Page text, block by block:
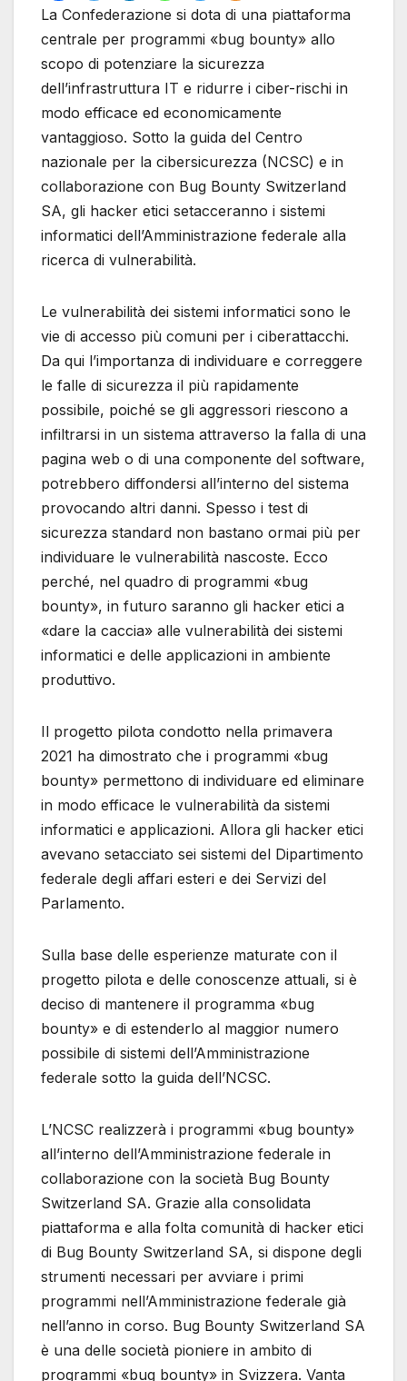
La Confederazione si dota di una piattaforma
centrale per programmi «bug bounty» allo
scopo di potenziare la sicurezza
dell’infrastruttura IT e ridurre i ciber-rischi in
modo efficace ed economicamente
vantaggioso. Sotto la guida del Centro
nazionale per la cibersicurezza (NCSC) e in
collaborazione con Bug Bounty Switzerland
SA, gli hacker etici setacceranno i sistemi
informatici dell’Amministrazione federale alla
ricerca di vulnerabilità.
Le vulnerabilità dei sistemi informatici sono le
vie di accesso più comuni per i ciberattacchi.
Da qui l’importanza di individuare e correggere
le falle di sicurezza il più rapidamente
possibile, poiché se gli aggressori riescono a
infiltrarsi in un sistema attraverso la falla di una
pagina web o di una componente del software,
potrebbero diffondersi all’interno del sistema
provocando altri danni. Spesso i test di
sicurezza standard non bastano ormai più per
individuare le vulnerabilità nascoste. Ecco
perché, nel quadro di programmi «bug
bounty», in futuro saranno gli hacker etici a
«dare la caccia» alle vulnerabilità dei sistemi
informatici e delle applicazioni in ambiente
produttivo.
Il progetto pilota condotto nella primavera
2021 ha dimostrato che i programmi «bug
bounty» permettono di individuare ed eliminare
in modo efficace le vulnerabilità da sistemi
informatici e applicazioni. Allora gli hacker etici
avevano setacciato sei sistemi del Dipartimento
federale degli affari esteri e dei Servizi del
Parlamento.
Sulla base delle esperienze maturate con il
progetto pilota e delle conoscenze attuali, si è
deciso di mantenere il programma «bug
bounty» e di estenderlo al maggior numero
possibile di sistemi dell’Amministrazione
federale sotto la guida dell’NCSC.
L’NCSC realizzerà i programmi «bug bounty»
all’interno dell’Amministrazione federale in
collaborazione con la società Bug Bounty
Switzerland SA. Grazie alla consolidata
piattaforma e alla folta comunità di hacker etici
di Bug Bounty Switzerland SA, si dispone degli
strumenti necessari per avviare i primi
programmi nell’Amministrazione federale già
nell’anno in corso. Bug Bounty Switzerland SA
è una delle società pioniere in ambito di
programmi «bug bounty» in Svizzera. Vanta